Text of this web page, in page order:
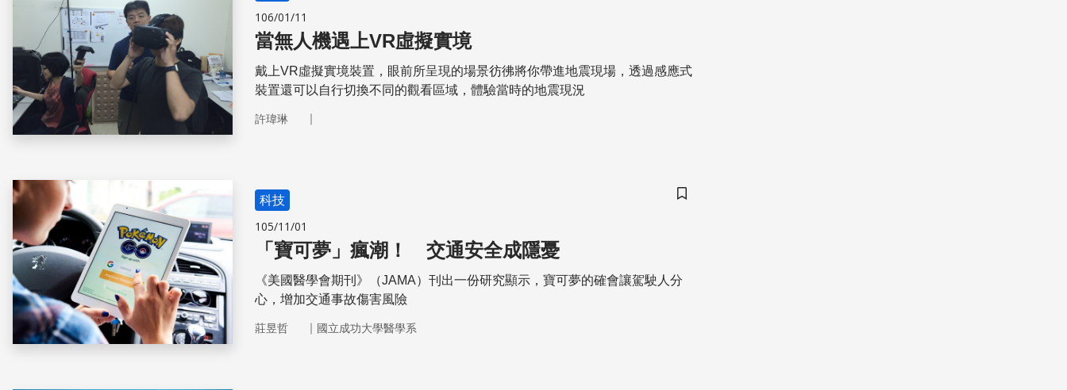
106/01/11
當無人機遇上VR虛擬實境
戴上VR虛擬實境裝置，眼前所呈現的場景彷彿將你帶進地震現場，透過感應式
裝置還可以自行切換不同的觀看區域，體驗當時的地震現況
許瑋琳 ｜
儲存書籤
科技
105/11/01
「寶可夢」瘋潮！ 交通安全成隱憂
《美國醫學會期刊》（JAMA）刊出一份研究顯示，寶可夢的確會讓駕駛人分
心，增加交通事故傷害風險
莊昱哲 ｜ 國立成功大學醫學系